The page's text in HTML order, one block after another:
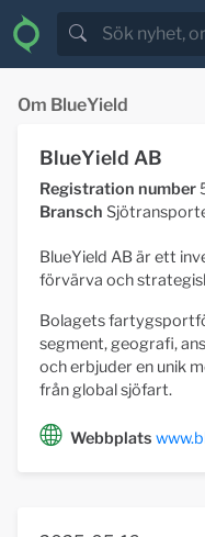
Om BlueYield
BlueYield AB
Registration number
Bransch
BlueYield AB är ett
förvärva och
Bolagets
segment, geografi,
och erbjuder en unik
från global sjöfart.
Webbplats